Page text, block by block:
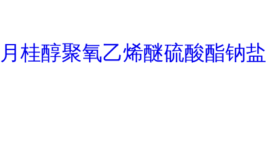
月桂醇聚氧乙烯醚硫酸酯钠盐